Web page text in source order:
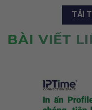
TẢI
BÀI VIẾT